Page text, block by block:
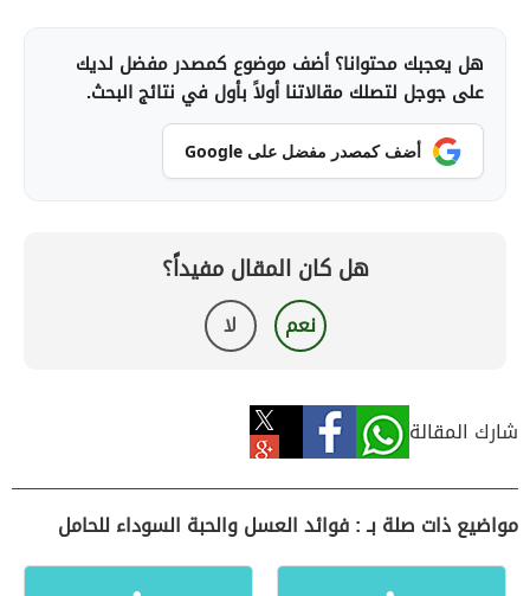
هل يعجبك محتوانا؟ أضف موضوع كمصدر مفضل لديك
على جوجل لتصلك مقالاتنا أولاً بأول في نتائج البحث.
أضف كمصدر مفضل على Google
هل كان المقال مفيداً؟
نعم لا
شارك المقالة
مواضيع ذات صلة بـ : فوائد العسل والحبة السوداء للحامل